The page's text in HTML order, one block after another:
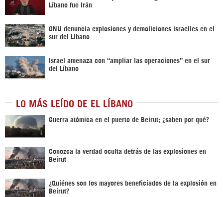
Líbano fue Irán
ONU denuncia explosiones y demoliciones israelíes en el
sur del Líbano
Israel amenaza con “ampliar las operaciones” en el sur
del Líbano
LO MÁS LEÍDO DE EL LÍBANO
Guerra atómica en el puerto de Beirut; ¿saben por qué?
Conozca la verdad oculta detrás de las explosiones en
Beirut
¿Quiénes son los mayores beneficiados de la explosión en
Beirut?